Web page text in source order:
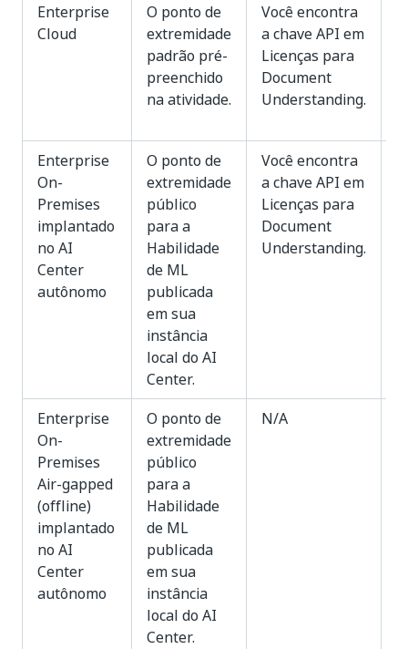
Enterprise
Cloud
O ponto de
extremidade
padrão pré-
preenchido
na atividade.
Você encontra
a chave API em
Licenças para
Document
Understanding.
Enterprise
On-
Premises
implantado
no AI
Center
autônomo
O ponto de
extremidade
público
para a
Habilidade
de ML
publicada
em sua
instância
local do AI
Center.
Você encontra
a chave API em
Licenças para
Document
Understanding.
Enterprise
On-
Premises
Air-gapped
(offline)
implantado
no AI
Center
autônomo
O ponto de
extremidade
público
para a
Habilidade
de ML
publicada
em sua
instância
local do AI
Center.
N/A